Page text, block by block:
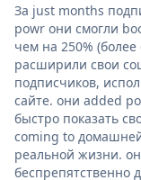
За just months
powr они смогли
чем на 250%
расширили свои
подписчиков,
сайте. они added
быстро показать
coming to
реальной жизни.
беспрепятственно